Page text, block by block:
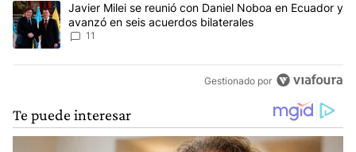
Un artículo de tendencia con el título "Javier Milei se reunió con
Javier Milei se reunió con Daniel Noboa en Ecuador y
avanzó en seis acuerdos bilaterales
11
Gestionado por